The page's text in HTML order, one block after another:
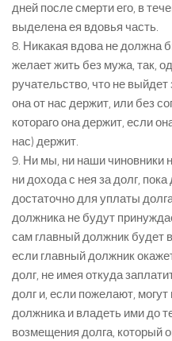
дней после смерти его, в
выделена ея вдовья часть.
8. Никакая вдова не должна
желает жить без мужа, так,
ручательство, что не
она от нас держит, или без
котораго она держит, если
нас) держит.
9. Ни мы, ни наши чиновники
ни дохода с нея за долг,
достаточно для уплаты
должника не будут
сам главный должник будет
если главный должник
долг, не имея откуда
долг и, если пожелают,
должника и владеть ими до
возмещения долга, который